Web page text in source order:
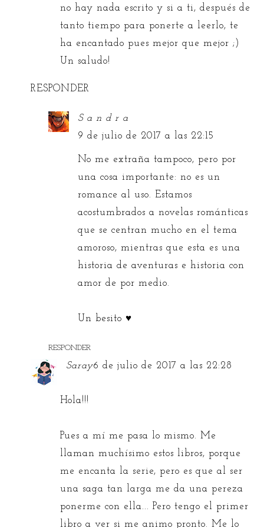
no hay nada escrito y si a ti, después de
tanto tiempo para ponerte a leerlo, te
ha encantado pues mejor que mejor ;)
Un saludo!
RESPONDER
S a n d r a
9 de julio de 2017 a las 22:15
No me extraña tampoco, pero por
una cosa importante: no es un
romance al uso. Estamos
acostumbrados a novelas románticas
que se centran mucho en el tema
amoroso, mientras que esta es una
historia de aventuras e historia con
amor de por medio.
Un besito ♥
RESPONDER
Saray6 de julio de 2017 a las 22:28
Hola!!!
Pues a mí me pasa lo mismo. Me
llaman muchísimo estos libros, porque
me encanta la serie, pero es que al ser
una saga tan larga me da una pereza
ponerme con ella... Pero tengo el primer
libro a ver si me animo pronto. Me lo